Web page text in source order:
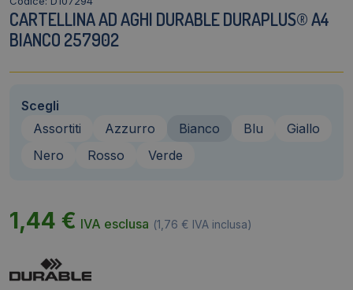
CARTELLINA AD AGHI DURABLE DURAPLUS® A4
BIANCO 257902
Scegli
Assortiti
Azzurro Bianco Blu
Giallo
Nero
Rosso Verde
1,44 € IVA esclusa (1,76 € IVA inclusa)